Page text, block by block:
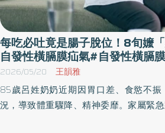
每吃必吐竟是腸子脫位！8旬嬤
自發性橫膈膜疝氣#自發性橫膈
2026/05/20 王韻雅
85歲呂姓奶奶近期因胃口差、食慾不
況，導致體重驟降、精神委靡。家屬緊